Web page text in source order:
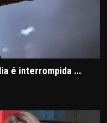
é interrompida ...